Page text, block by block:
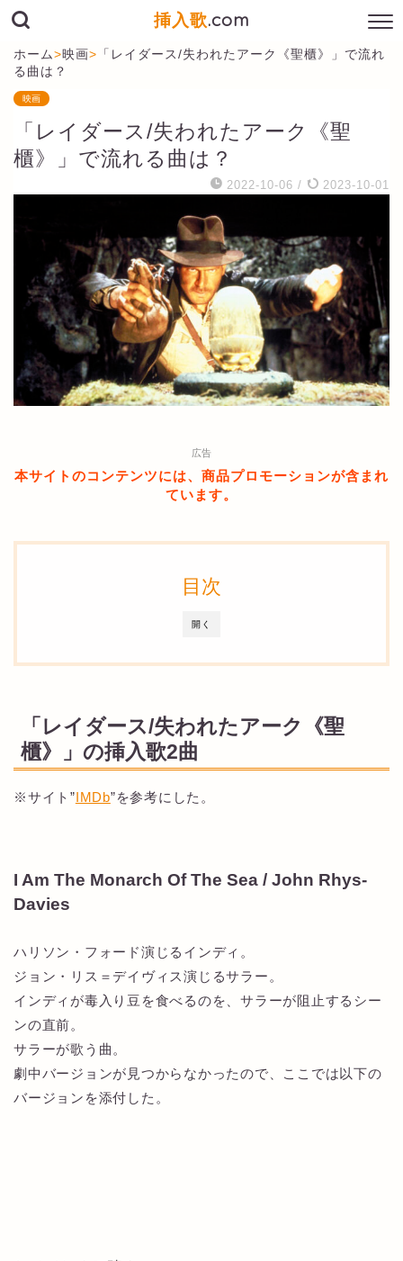
挿入歌.com
ホーム>映画> 「レイダース/失われたアーク《聖櫃》」で流れ
る曲は？
映画
「レイダース/失われたアーク《聖
櫃》」で流れる曲は？
2022-10-06 / 2023-10-01
広告
本サイトのコンテンツには、商品プロモーションが含まれ
ています。
開く
目次
「レイダース/失われたアーク《聖
櫃》」の挿入歌2曲
※サイト”IMDb”を参考にした。
I Am The Monarch Of The Sea / John Rhys-
Davies
ハリソン・フォード演じるインディ。
ジョン・リス＝デイヴィス演じるサラー。
インディが毒入り豆を食べるのを、サラーが阻止するシー
ンの直前。
サラーが歌う曲。
劇中バージョンが見つからなかったので、ここでは以下の
バージョンを添付した。